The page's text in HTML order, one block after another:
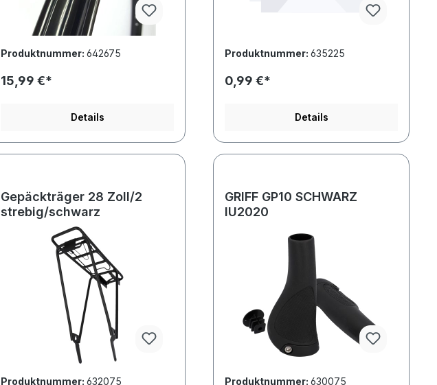
Produktnummer: 642675
15,99 €*
Details
Produktnummer: 635225
0,99 €*
Details
Gepäckträger 28 Zoll/2
strebig/schwarz
Produktnummer: 632075
GRIFF GP10 SCHWARZ
IU2020
Produktnummer: 630075